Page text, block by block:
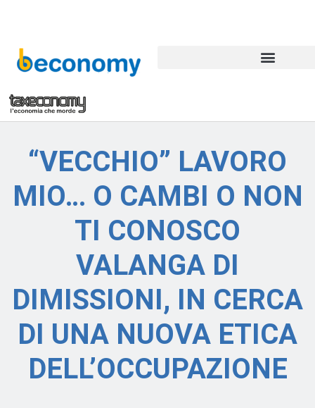
“VECCHIO” LAVORO
MIO… O CAMBI O NON
TI CONOSCO
VALANGA DI
DIMISSIONI, IN CERCA
DI UNA NUOVA ETICA
DELL’OCCUPAZIONE